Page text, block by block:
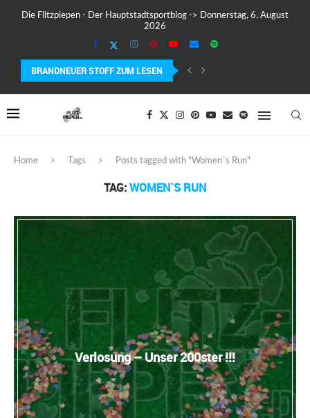
Die Flitzpiepen - Der Hauptstadtsportblog -> Donnerstag, 6. August
2026
BRANDNEUER STOFF ZUM LESEN
MEIN ERSTER MARATHON: 42,195 KILOMETER PURE VERRÜCKTHEIT,
Home Tags Posts tagged with "Women`s Run"
TAG:WOMEN`S RUN
Verlosung – Unser 200ster !!!